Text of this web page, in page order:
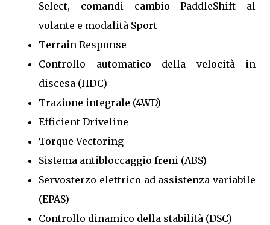
Select, comandi cambio PaddleShift al
volante e modalità Sport
Terrain Response
Controllo automatico della velocità in
discesa (HDC)
Trazione integrale (4WD)
Efficient Driveline
Torque Vectoring
Sistema antibloccaggio freni (ABS)
Servosterzo elettrico ad assistenza variabile
(EPAS)
Controllo dinamico della stabilità (DSC)